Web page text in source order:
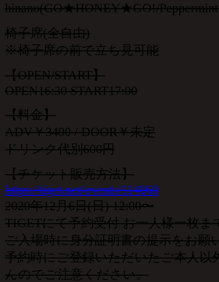
hinano(GO★HONEY★GO!/Peppermint
椅子席(全自由)
※椅子席の前で立ち見可能
【OPEN/START】
OPEN16:30 START17:00
【料金】
ADV￥3400 / DOOR￥未定
ドリンク代別600円
【チケット販売方法】
https://tiget.net/events/114060
2020年12月6日(日) 12:00〜
TIGETにて予約受付 お一人様一枚ま
ご入場時に身分証明書の提示をお願
予約時にご登録いただいたご本人以
んのでご注意ください。